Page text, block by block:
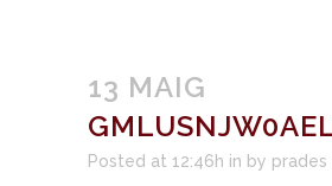
13 MAIG
Posted at 12:46h in by prades